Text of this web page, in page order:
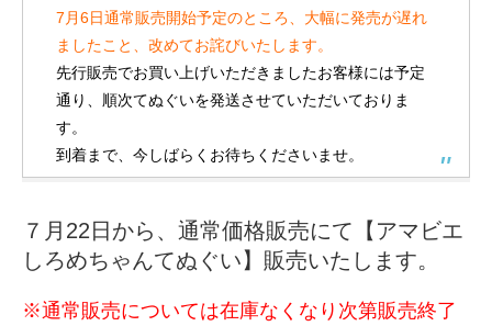
7月6日通常販売開始予定のところ、大幅に発売が遅れ
ましたこと、改めてお詫びいたします。
先行販売でお買い上げいただきましたお客様には予定
通り、順次てぬぐいを発送させていただいておりま
す。
到着まで、今しばらくお待ちくださいませ。
７月22日から、通常価格販売にて【アマビエ
しろめちゃんてぬぐい】販売いたします。
※通常販売については在庫なくなり次第販売終了